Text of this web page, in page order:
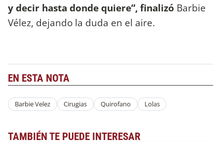
y decir hasta donde quiere”, finalizó Barbie
Vélez, dejando la duda en el aire.
EN ESTA NOTA
Barbie Velez Cirugias Quirofano Lolas
TAMBIÉN TE PUEDE INTERESAR